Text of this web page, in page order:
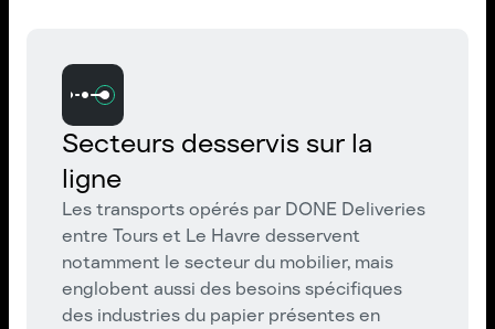
Secteurs desservis sur la
ligne
Les transports opérés par DONE Deliveries
entre Tours et Le Havre desservent
notamment le secteur du mobilier, mais
englobent aussi des besoins spécifiques
des industries du papier présentes en